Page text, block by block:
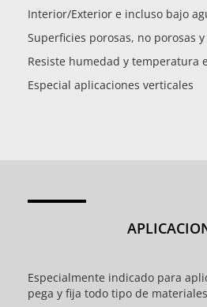
Interior/Exterior e incluso bajo
Superficies porosas, no porosas
Resiste humedad y temperatura
Especial aplicaciones verticales
Especialmente indicado para
pega y fija todo tipo de materiales